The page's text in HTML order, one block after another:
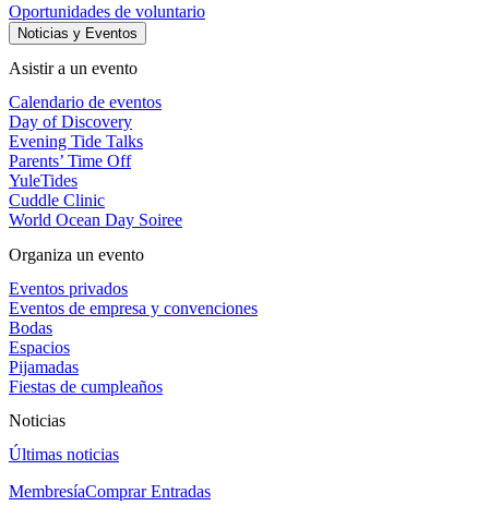
Oportunidades de voluntario
Noticias y Eventos
Asistir a un evento
Calendario de eventos
Day of Discovery
Evening Tide Talks
Parents’ Time Off
YuleTides
Cuddle Clinic
World Ocean Day Soiree
Organiza un evento
Eventos privados
Eventos de empresa y convenciones
Bodas
Espacios
Pijamadas
Fiestas de cumpleaños
Noticias
Últimas noticias
MembresíaComprar Entradas